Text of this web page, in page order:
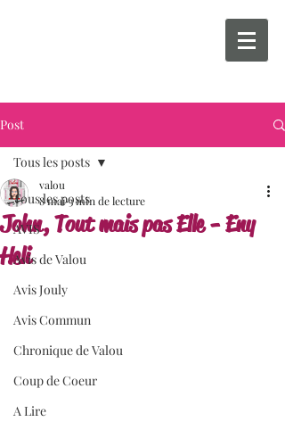
Post
Tous les posts
AVIS
Avis de Valou
Avis Jouly
Avis Commun
Chronique de Valou
Coup de Coeur
A Lire
Tous les posts
John, Tout mais pas Elle - Eny
Heli
valou
8 mai3 min de lecture